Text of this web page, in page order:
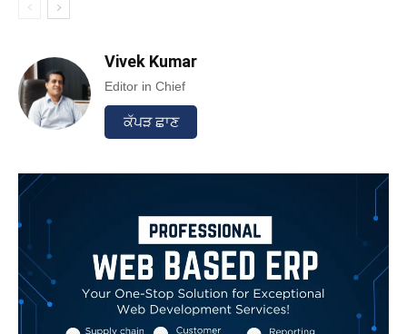
Vivek Kumar
Editor in Chief
ਕੱਪੜ ਛਾਣ